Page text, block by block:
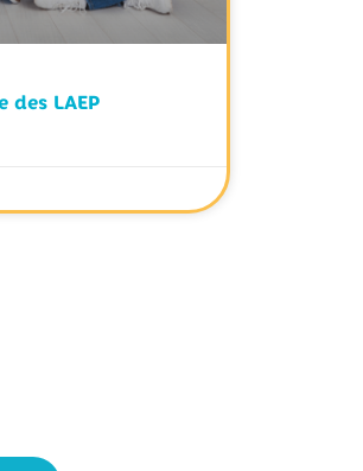
des LAEP